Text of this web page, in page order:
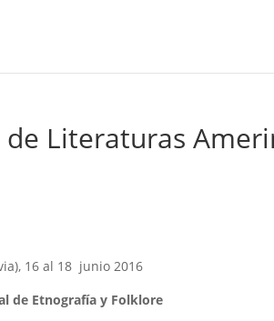
Literaturas
16 al 18 junio 2016
de Etnografía y Folklore